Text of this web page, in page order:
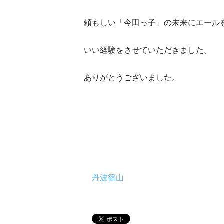
頼もしい「今田っ子」の未来にエール
いい経験をさせていただきました。
ありがとうございました。
丹波篠山